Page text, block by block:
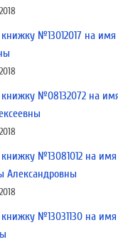
№13012017 на
№08132072 на
№13081012 на
Александровны
№13031130 на